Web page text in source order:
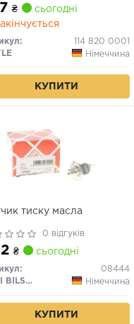
₴
сьогодні
114 820 0001
Німеччина
КУПИТИ
тиску масла
0 відгуків
₴ сьогодні
08444
FEBI BILSTEIN
Німеччина
КУПИТИ